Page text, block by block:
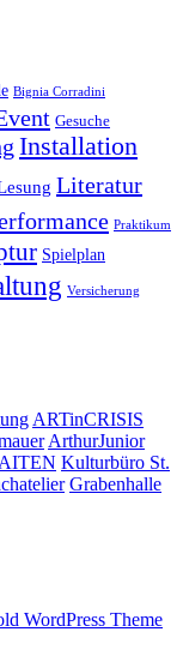
Bignia Corradini
Gesuche
Installation
Literatur
Praktikum
Spielplan
Versicherung
ARTinCRISIS
ArthurJunior
Kulturbüro St.
Grabenhalle
WordPress Theme